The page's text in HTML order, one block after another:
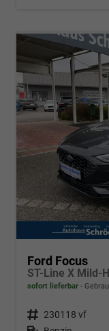
Ford Focus
ST-Line X Mild-
sofort lieferbar
Fahrzeugnr. 230118 vf